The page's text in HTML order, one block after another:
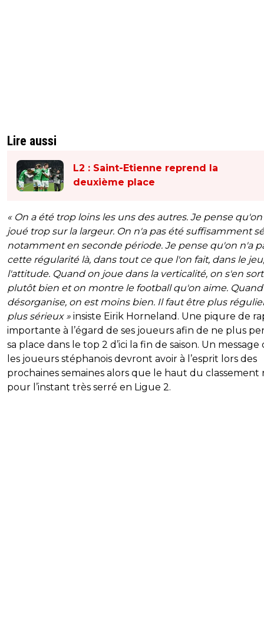
Lire aussi
L2 : Saint-Etienne reprend la
deuxième place
« On a été trop loins les uns des autres. Je pense qu'on
joué trop sur la largeur. On n'a pas été suffisamment
notamment en seconde période. Je pense qu'on n'a
cette régularité là, dans tout ce que l'on fait, dans le
l'attitude. Quand on joue dans la verticalité, on s'en sort
plutôt bien et on montre le football qu'on aime. Quand
désorganise, on est moins bien. Il faut être plus
plus sérieux » insiste Eirik Horneland. Une piqure de
importante à l’égard de ses joueurs afin de ne plus
sa place dans le top 2 d’ici la fin de saison. Un message
les joueurs stéphanois devront avoir à l’esprit lors des
prochaines semaines alors que le haut du classement
pour l’instant très serré en Ligue 2.